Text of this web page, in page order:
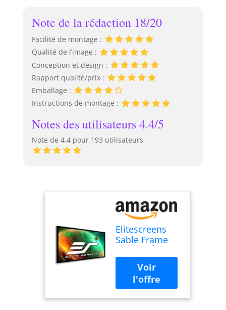
Note de la rédaction 18/20
Facilité de montage :
Qualité de l’image :
Conception et design :
Rapport qualité/prix :
Emballage :
Instructions de montage :
Notes des utilisateurs 4.4/5
Note de 4.4 pour 193 utilisateurs
Elitescreens
Sable Frame
de projection
Diagonale 16:9
Diag Active 3D
4K 8K Ultra HD
Ready Fixed